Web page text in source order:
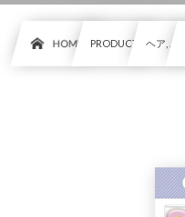
HOME PRODUCT ヘア, …